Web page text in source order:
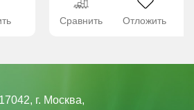
Сравнить Отложить
г. Москва,